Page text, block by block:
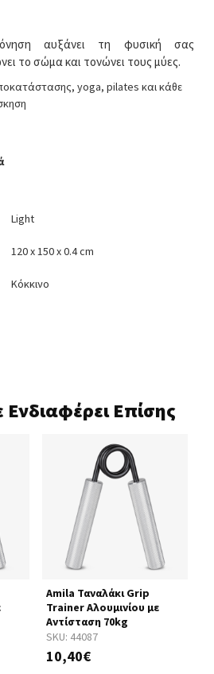
αυξάνει τη φυσική σας
το σώμα και τονώνει τους μύες.
yoga, pilates και κάθε
Light
120 x 150 x 0.4 cm
Κόκκινο
Επίσης
SKU: 44087
Amila Ταναλάκι Grip
Trainer Αλουμινίου με
Αντίσταση 70kg
10,40€